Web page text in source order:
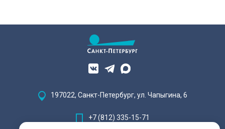
197022, Санкт-Петербург, ул. Чапыгина, 6
+7 (812) 335-15-71